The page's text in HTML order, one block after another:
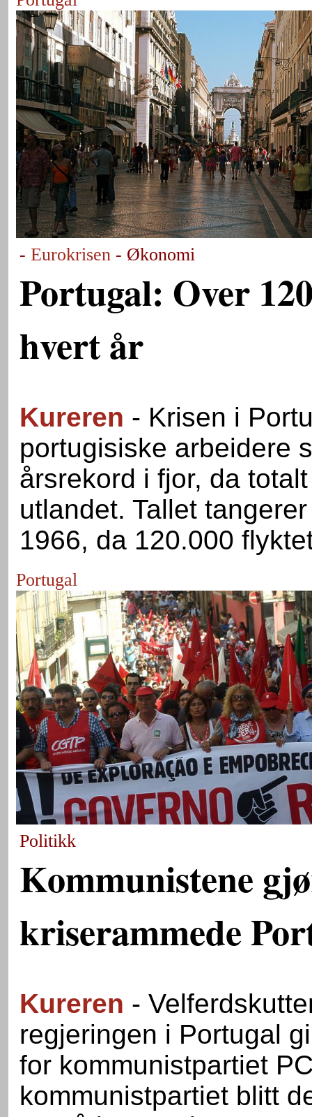
- Eurokrisen- Økonomi
Portugal: Over
hvert år
Kureren - Krisen i
portugisiske arbeidere
årsrekord i fjor, da
utlandet. Tallet
1966, da 120.000
Portugal
Politikk
Kommunistene
kriserammede
Kureren -
regjeringen i Portugal
for kommunistpartiet
kommunistpartiet blitt